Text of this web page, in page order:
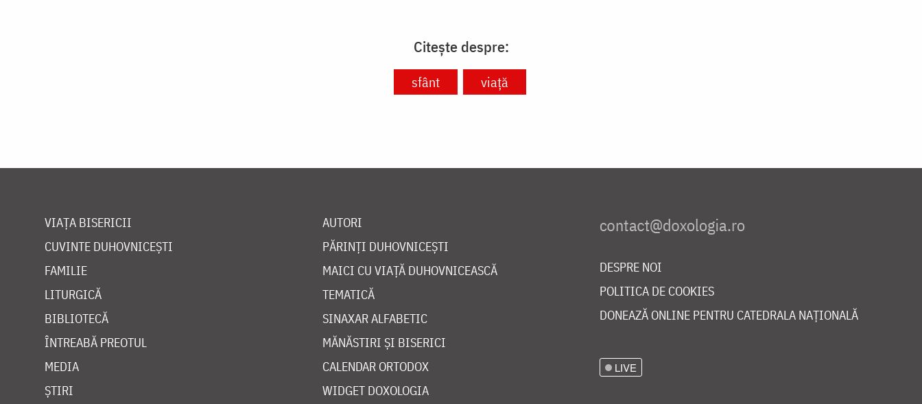
Citește despre:
sfânt viață
VIAȚA BISERICII
CUVINTE DUHOVNICEȘTI
FAMILIE
LITURGICĂ
BIBLIOTECĂ
ÎNTREABĂ PREOTUL
MEDIA
ȘTIRI
AUTORI
PĂRINȚI DUHOVNICEȘTI
MAICI CU VIAȚĂ DUHOVNICEASCĂ
TEMATICĂ
SINAXAR ALFABETIC
MĂNĂSTIRI ȘI BISERICI
CALENDAR ORTODOX
WIDGET DOXOLOGIA
DESPRE NOI
POLITICA DE COOKIES
DONEAZĂ ONLINE PENTRU CATEDRALA NAȚIONALĂ
LIVE